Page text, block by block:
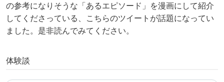
の参考になりそうな「あるエピソード」を漫画にして紹介
してくださっている、こちらのツイートが話題になってい
ました。是非読んでみてください。
体験談